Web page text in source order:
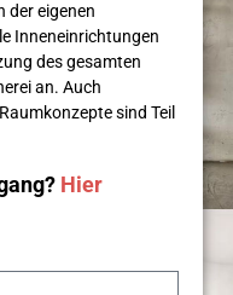
der eigenen
Inneneinrichtungen
des gesamten
an. Auch
sind Teil
Hier